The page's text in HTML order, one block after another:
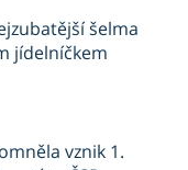
šelma
jídelníčkem
vznik 1.